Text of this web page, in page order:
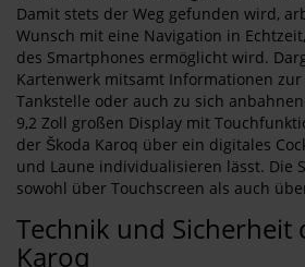
Damit stets der Weg gefunden wird,
Wunsch mit eine Navigation in
des Smartphones ermöglicht wird.
Kartenwerk mitsamt Informationen
Tankstelle oder auch zu sich
9,2 Zoll großen Display mit
der Škoda Karoq über ein digitales
und Laune individualisieren lässt. Die
sowohl über Touchscreen als auch
Technik und Sicherheit
Karoq